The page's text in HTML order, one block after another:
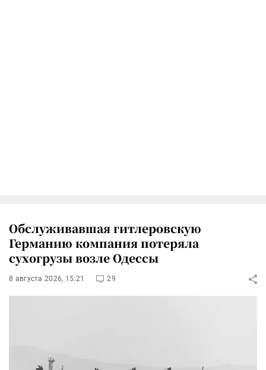
Обслуживавшая гитлеровскую
Германию компания потеряла
сухогрузы возле Одессы
8 августа 2026, 15:21 29